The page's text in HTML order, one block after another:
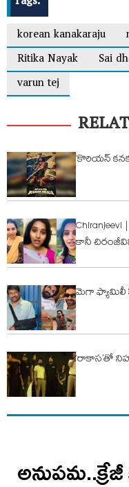
korean kanakaraju
Ritika Nayak
Sai
varun tej
‘కొరియన్
కానీ
మెగా ఫ్యామిలీ
‘రాకాస’తో